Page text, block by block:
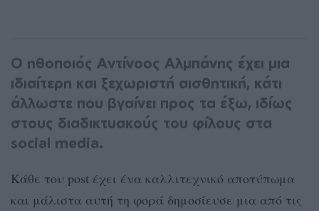
Ο ηθοποιός Αντίνοος Αλμπάνης έχει μια
ιδιαίτερη και ξεχωριστή αισθητική, κάτι
άλλωστε που βγαίνει προς τα έξω, ιδίως
στους διαδικτυακούς του φίλους στα
social media.
Κάθε του post έχει ένα καλλιτεχνικό αποτύπωμα
και μάλιστα αυτή τη φορά δημοσίευσε μια από τις